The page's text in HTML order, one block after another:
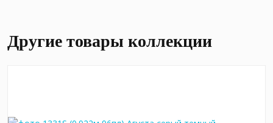
Другие товары коллекции